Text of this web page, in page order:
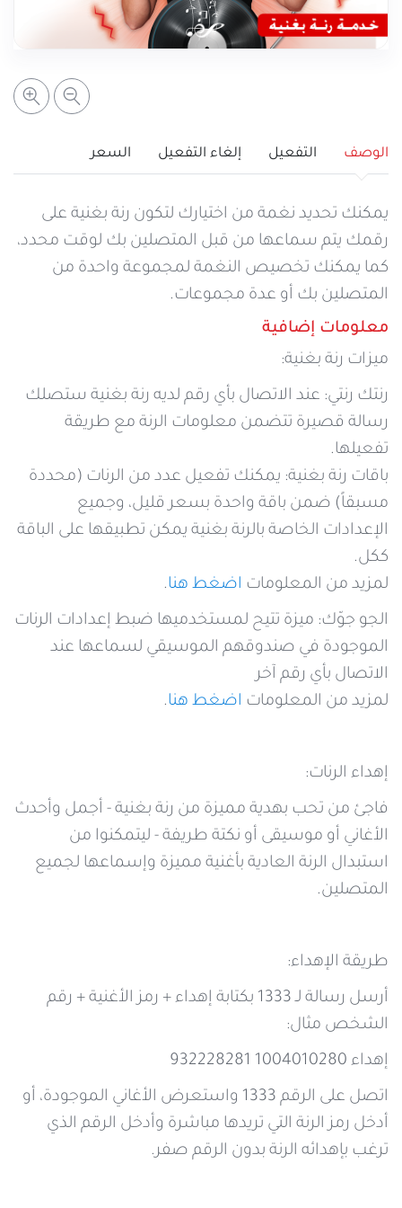
خدمات التعبئة والرصيد
عرض المزيد
تفاصيل الخدمة
اتصل بنا
شبكة التوزيع
الإجراءات
الوصف التفعيل إلغاء التفعيل السعر
يمكنك تحديد نغمة من اختيارك لتكون رنة بغنية على
رقمك يتم سماعها من قبل المتصلين بك لوقت محدد،
كما يمكنك تخصيص النغمة لمجموعة واحدة من
المتصلين بك أو عدة مجموعات.
معلومات إضافية
ميزات رنة بغنية:
رنتك رنتي: عند الاتصال بأي رقم لديه رنة بغنية ستصلك
رسالة قصيرة تتضمن معلومات الرنة مع طريقة
تفعيلها.
باقات رنة بغنية: يمكنك تفعيل عدد من الرنات (محددة
مسبقاً) ضمن باقة واحدة بسعر قليل، وجميع
الإعدادات الخاصة بالرنة بغنية يمكن تطبيقها على الباقة
ككل.
لمزيد من المعلومات اضغط هنا.
الجو جوّك: ميزة تتيح لمستخدميها ضبط إعدادات الرنات
الموجودة في صندوقهم الموسيقي لسماعها عند
الاتصال بأي رقم آخر
لمزيد من المعلومات اضغط هنا.
إهداء الرنات:
فاجئ من تحب بهدية مميزة من رنة بغنية - أجمل وأحدث
الأغاني أو موسيقى أو نكتة طريفة - ليتمكنوا من
استبدال الرنة العادية بأغنية مميزة وإسماعها لجميع
المتصلين.
طريقة الإهداء:
أرسل رسالة لـ 1333 بكتابة إهداء + رمز الأغنية + رقم
الشخص مثال:
إهداء 1004010280 932228281
اتصل على الرقم 1333 واستعرض الأغاني الموجودة، أو
أدخل رمز الرنة التي تريدها مباشرة وأدخل الرقم الذي
ترغب بإهدائه الرنة بدون الرقم صفر.